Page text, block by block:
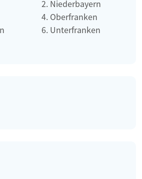
Niederbayern
Oberfranken
Unterfranken